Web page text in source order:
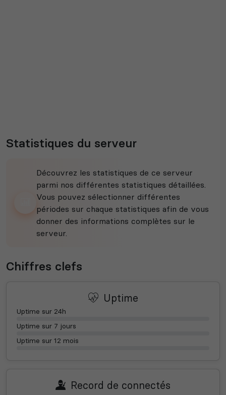
Statistiques du serveur
Découvrez les statistiques de ce serveur
parmi nos différentes statistiques détaillées.
Vous pouvez sélectionner différentes
périodes sur chaque statistiques afin de vous
donner des informations complètes sur le
serveur.
Chiffres clefs
Uptime
Uptime sur 24h
Uptime sur 7 jours
Uptime sur 12 mois
Record de connectés